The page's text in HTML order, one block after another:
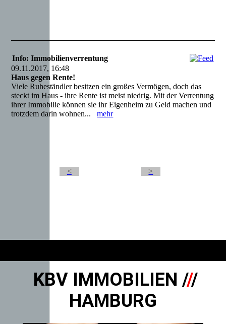
Info: Immobilienverrentung
09.11.2017, 16:48
Haus gegen Rente!
Viele Ruheständler besitzen ein großes Vermögen, doch das
steckt im Haus - ihre Rente ist meist niedrig. Mit der Verrentung
ihrer Immobilie können sie ihr Eigenheim zu Geld machen und
trotzdem darin wohnen...mehr
< >
KBV IMMOBILIEN ///
HAMBURG